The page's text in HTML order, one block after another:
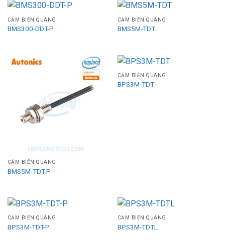
CẢM BIẾN QUANG
BMS300-DDT-P
CẢM BIẾN QUANG
BMS5M-TDT
CẢM BIẾN QUANG
BMS5M-TDT-P
CẢM BIẾN QUANG
BPS3M-TDT
CẢM BIẾN QUANG
BPS3M-TDT-P
CẢM BIẾN QUANG
BPS3M-TDTL